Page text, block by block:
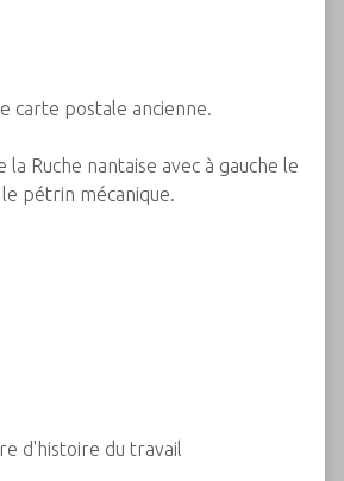
carte postale ancienne.
la Ruche nantaise avec à gauche le
pétrin mécanique.
d'histoire du travail